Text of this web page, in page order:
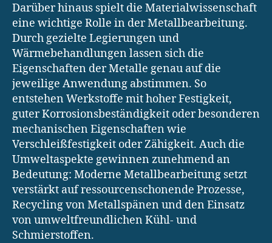
Darüber hinaus spielt die Materialwissenschaft
eine wichtige Rolle in der Metallbearbeitung.
Durch gezielte Legierungen und
Wärmebehandlungen lassen sich die
Eigenschaften der Metalle genau auf die
jeweilige Anwendung abstimmen. So
entstehen Werkstoffe mit hoher Festigkeit,
guter Korrosionsbeständigkeit oder besonderen
mechanischen Eigenschaften wie
Verschleißfestigkeit oder Zähigkeit. Auch die
Umweltaspekte gewinnen zunehmend an
Bedeutung: Moderne Metallbearbeitung setzt
verstärkt auf ressourcenschonende Prozesse,
Recycling von Metallspänen und den Einsatz
von umweltfreundlichen Kühl- und
Schmierstoffen.